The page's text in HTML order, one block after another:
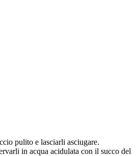
pulito e lasciarli asciugare.
in acqua acidulata con il succo del